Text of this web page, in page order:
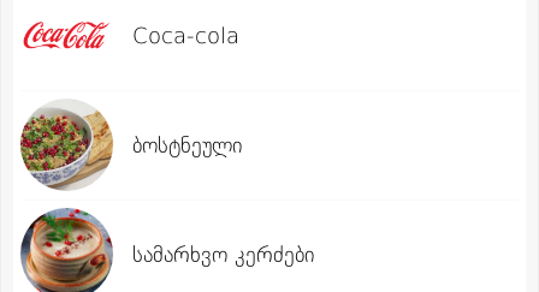
Coca-cola
ბოსტნეული
სამარხვო კერძები